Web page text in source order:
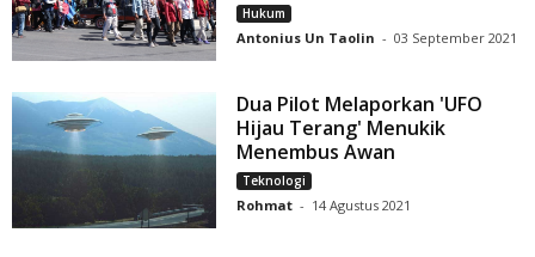
Hukum
Antonius Un Taolin - 03 September 2021
Dua Pilot Melaporkan 'UFO
Hijau Terang' Menukik
Menembus Awan
Teknologi
Rohmat - 14 Agustus 2021